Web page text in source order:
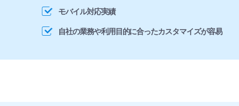
モバイル対応実績
自社の業務や利用目的に合ったカスタマイズが容易